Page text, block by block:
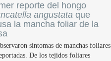
reporte del hongo
angustata que
la mancha foliar de la
síntomas de manchas foliares
De los tejidos foliares